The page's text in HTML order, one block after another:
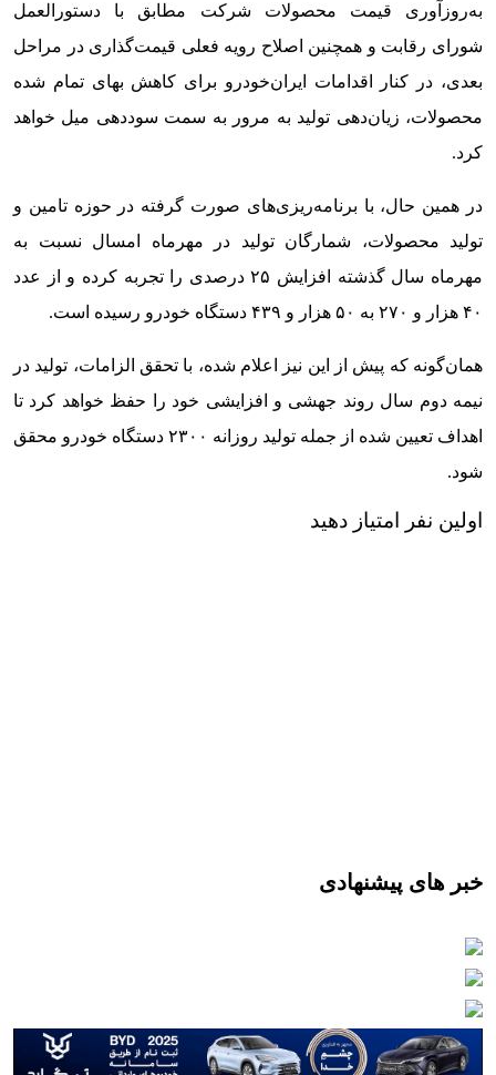
به‌روزآوری قیمت محصولات شرکت مطابق با دستورالعمل
شورای رقابت و همچنین اصلاح رویه فعلی قیمت‌گذاری در مراحل
بعدی، در کنار اقدامات ایران‌خودرو برای کاهش بهای تمام شده
محصولات، زیان‌دهی تولید به مرور به سمت سوددهی میل خواهد
کرد.
در همین حال، با برنامه‌ریزی‌های صورت گرفته در حوزه تامین و
تولید محصولات، شمارگان تولید در مهرماه امسال نسبت به
مهرماه سال گذشته افزایش ۲۵ درصدی را تجربه کرده و از عدد
۴۰ هزار و ۲۷۰ به ۵۰ هزار و ۴۳۹ دستگاه خودرو رسیده است.
همان‌گونه که پیش از این نیز اعلام شده، با تحقق الزامات، تولید در
نیمه دوم سال روند جهشی و افزایشی خود را حفظ خواهد کرد تا
اهداف تعیین شده از جمله تولید روزانه ۲۳۰۰ دستگاه خودرو محقق
شود.
اولین نفر امتیاز دهید
خبر های پیشنهادی